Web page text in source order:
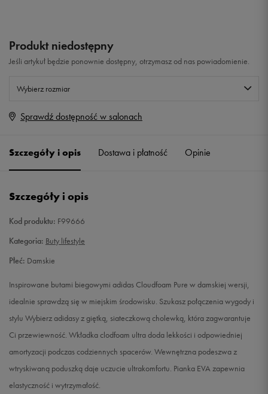
Produkt niedostępny
Jeśli artykuł będzie ponownie dostępny, otrzymasz od nas powiadomienie.
Wybierz rozmiar
Rozmiary EU
38 23,5 cm
39 1/3 24,5 cm Powiadom o dostępności
25 cm
40 2/3 Powiadom o dostępności
41 1/3 26 cm
Sprawdź dostępność w salonach
Szczegóły i opis Dostawa i płatność Opinie
Szczegóły i opis
Kod produktu: F99666
Kategoria: Buty lifestyle
Płeć: Damskie
Inspirowane butami biegowymi adidas Cloudfoam Pure w damskiej wersji,
idealnie sprawdzą się w miejskim środowisku. Szukasz połączenia wygody i
stylu Wybierz adidasy z giętką, siateczkową cholewką, która zagwarantuje
Ci przewiewność. Wkładka clodfoam ultra doda lekkości i odpowiedniej
amortyzacji podczas codziennych spacerów. Wewnętrzna podeszwa z
wtryskiwaną poduszką daje uczucie ultrakomfortu. Pianka EVA zapewnia
elastyczność i wytrzymałość.